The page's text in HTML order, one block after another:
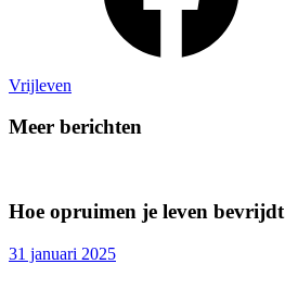
Vrijleven
Meer berichten
Hoe opruimen je leven bevrijdt
31 januari 2025